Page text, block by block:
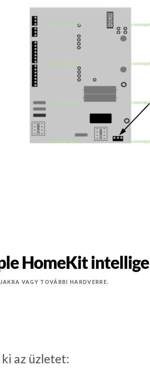
HomeKit
VAGY TOVÁBBI HARDVERRE.
ki az üzletet: